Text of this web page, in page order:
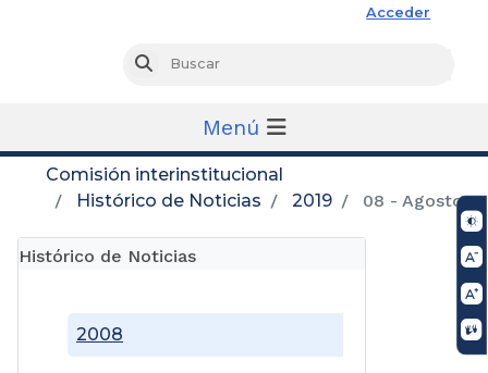
Acceder
Buscar
Menú
Comisión interinstitucional
Histórico de Noticias
2019 08 - Agosto
Histórico de Noticias
2008